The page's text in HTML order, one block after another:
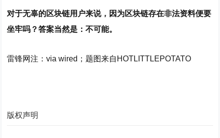
对于无辜的区块链用户来说，因为区块链存在非法资料便要
坐牢吗？答案当然是：不可能。
雷锋网注：viawired ；题图来自HOTLITTLEPOTATO
版权声明